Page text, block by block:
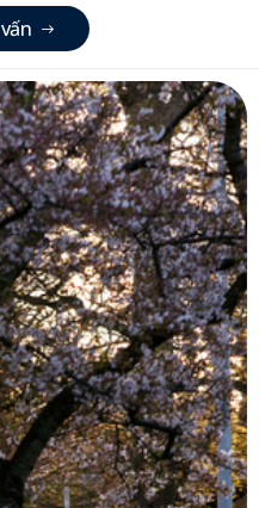
vấn